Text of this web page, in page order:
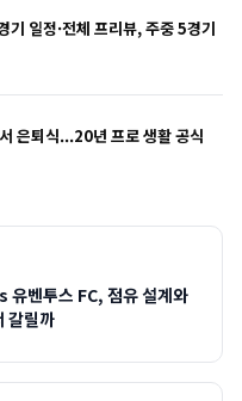
일정·전체 프리뷰, 주중 5경기
은퇴식...20년 프로 생활 공식
유벤투스 FC, 점유 설계와
갈릴까